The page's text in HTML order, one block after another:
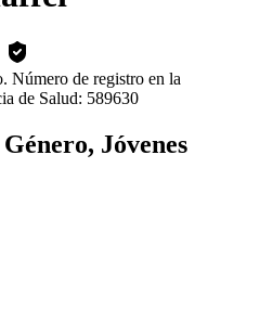
Número de registro en la
de Salud: 589630
Jóvenes